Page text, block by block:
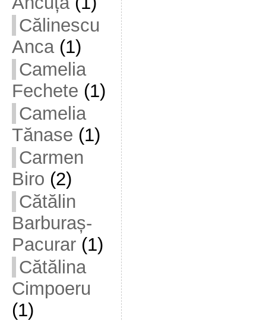
Călinescu
Anca(1)
Camelia
Fechete (1)
Camelia
Tănase (1)
Carmen
Biro (2)
Cătălin
Barburaș-
Pacurar(1)
Cătălina
Cimpoeru
(1)